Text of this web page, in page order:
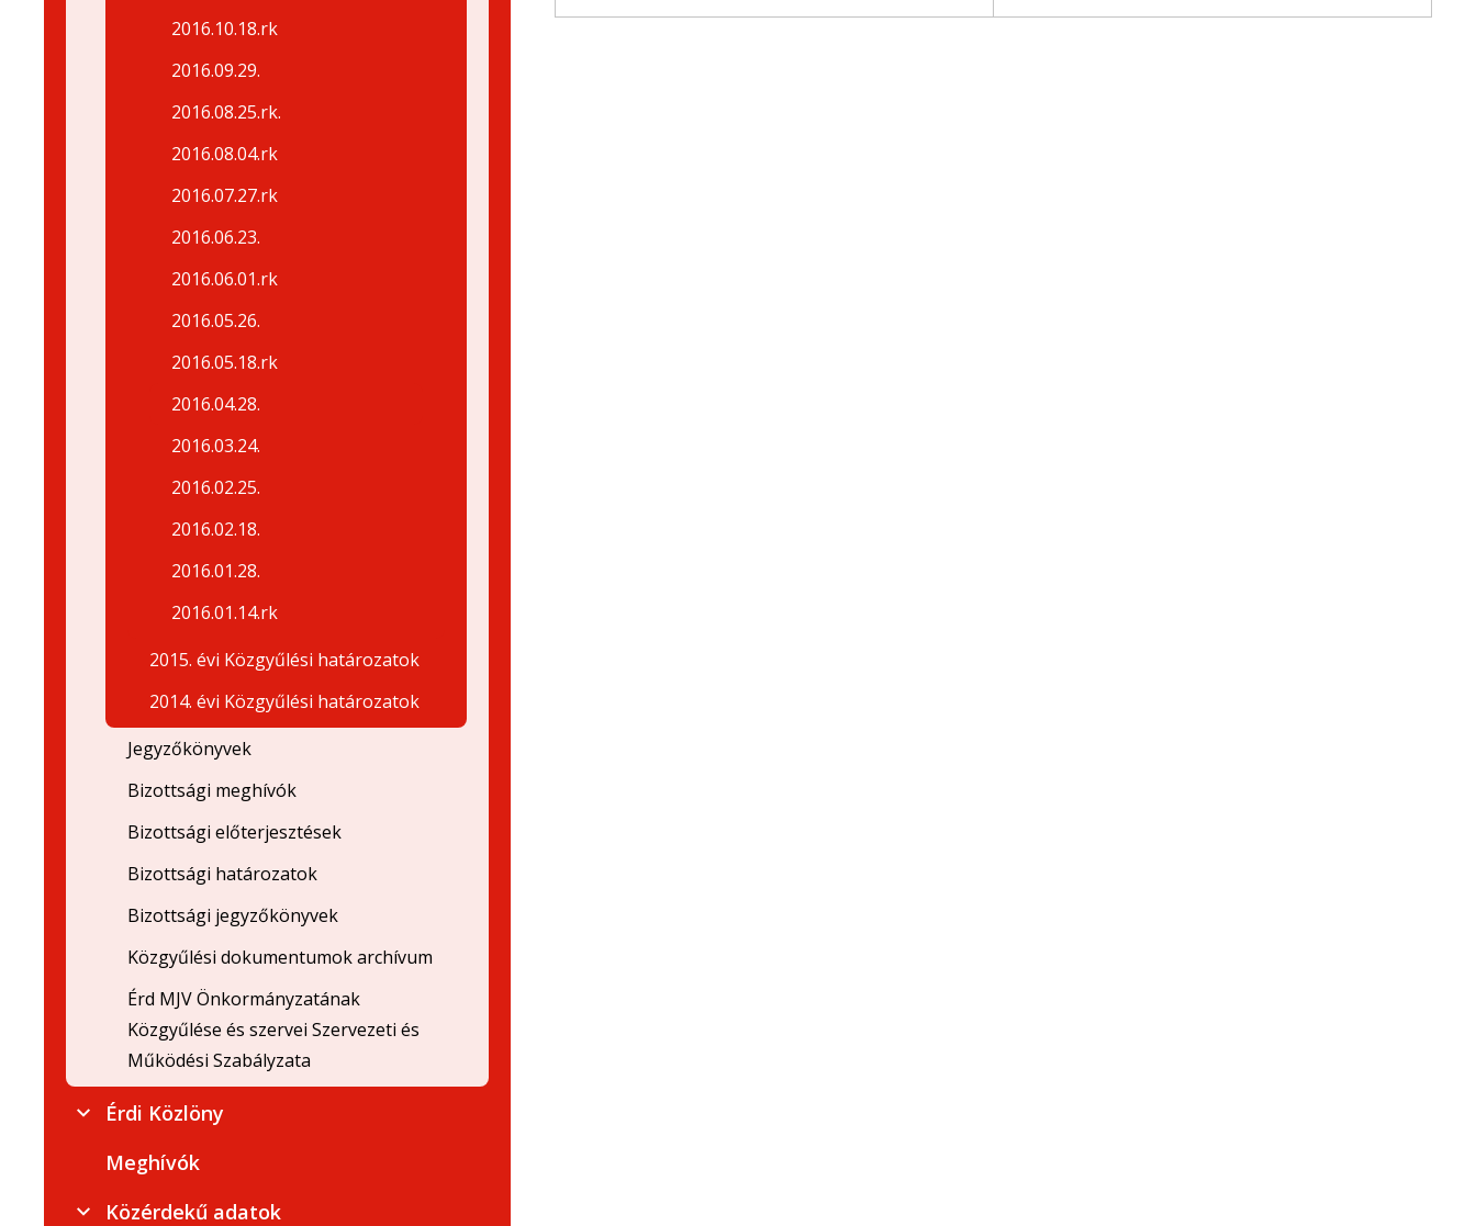
2016.10.18.rk
2016.09.29.
2016.08.25.rk.
2016.08.04.rk
2016.07.27.rk
2016.06.23.
2016.06.01.rk
2016.05.26.
2016.05.18.rk
2016.04.28.
2016.03.24.
2016.02.25.
2016.02.18.
2016.01.28.
2016.01.14.rk
2015. évi Közgyűlési határozatok
2014. évi Közgyűlési határozatok
Jegyzőkönyvek
Bizottsági meghívók
Bizottsági előterjesztések
Bizottsági határozatok
Bizottsági jegyzőkönyvek
Közgyűlési dokumentumok archívum
Érd MJV Önkormányzatának
Közgyűlése és szervei Szervezeti és
Működési Szabályzata
Érdi Közlöny
Meghívók
Közérdekű adatok